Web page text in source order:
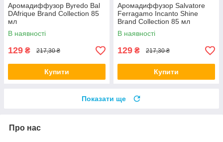
Аромадиффузор Byredo Bal
DAfrique Brand Collection 85
мл
В наявності
129 ₴ 217,30 ₴
Купити
Аромадиффузор Salvatore
Ferragamo Incanto Shine
Brand Collection 85 мл
В наявності
129 ₴ 217,30 ₴
Купити
Показати ще
Про нас